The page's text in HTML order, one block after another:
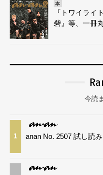
本
『トワイライ
砦』等、一冊
今読
1 anan No. 2507 試し読